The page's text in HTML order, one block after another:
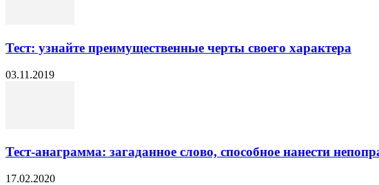
Тест: узнайте преимущественные черты своего характера
03.11.2019
Тест-анаграмма: загаданное слово, способное нанести
17.02.2020